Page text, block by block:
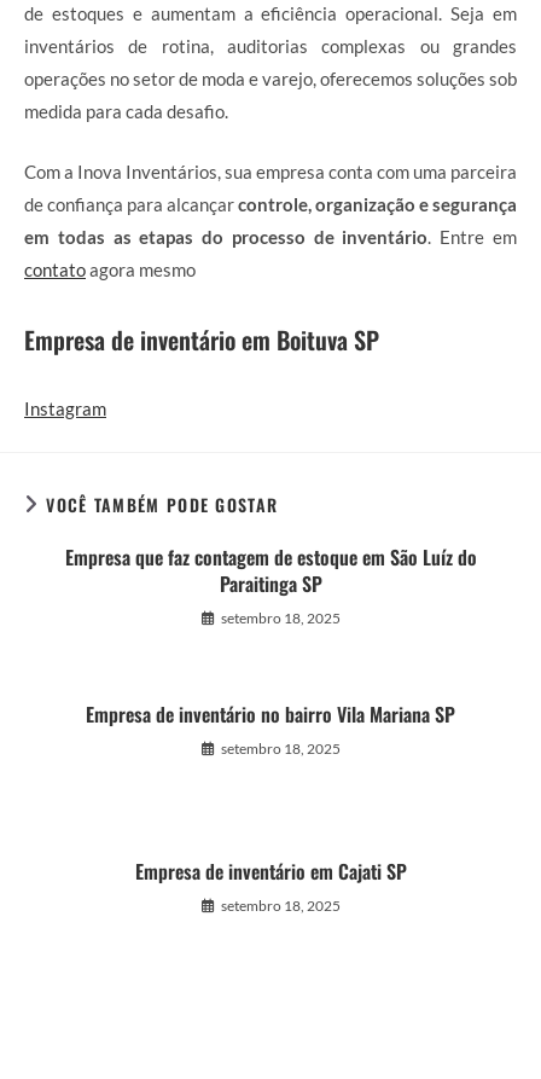
de estoques e aumentam a eficiência operacional. Seja em
inventários de rotina, auditorias complexas ou grandes
operações no setor de moda e varejo, oferecemos soluções sob
medida para cada desafio.
Com a Inova Inventários, sua empresa conta com uma parceira
de confiança para alcançarcontrole, organização e segurança
em todas as etapas do processo de inventário . Entre em
contatoagora mesmo
Empresa de inventário em Boituva SP
Instagram
VOCÊ TAMBÉM PODE GOSTAR
Empresa que faz contagem de estoque em São Luíz do
Paraitinga SP
setembro 18, 2025
Empresa de inventário no bairro Vila Mariana SP
setembro 18, 2025
Empresa de inventário em Cajati SP
setembro 18, 2025